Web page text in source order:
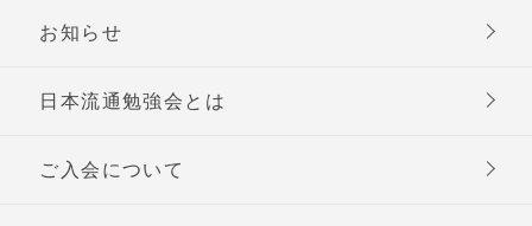
お知らせ
日本流通勉強会とは
ご入会について